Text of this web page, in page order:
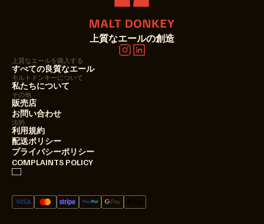
上質なエールの創造
上質なエールを購入する
すべての良質なエール
モルトドンキーについて
私たちについて
その他
販売店
お問い合わせ
法的
利用規約
配送ポリシー
プライバシーポリシー
COMPLAINTS POLICY